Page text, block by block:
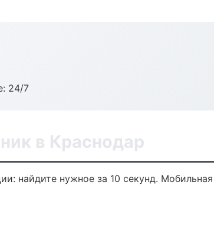
24/7
в Краснодар
найдите нужное за 10 секунд.